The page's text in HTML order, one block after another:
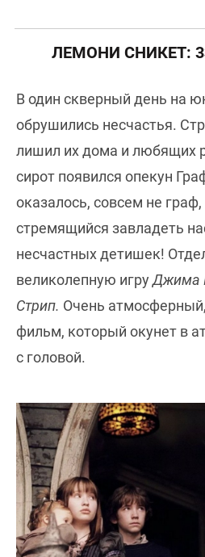
ЛЕМОНИ СНИКЕТ:
В один скверный день на
обрушились несчастья.
лишил их дома и любящих
сирот появился опекун
оказалось, совсем не граф,
стремящийся завладеть
несчастных детишек!
великолепную игруДжима
Стрип. Очень
фильм, который окунет в
с головой.